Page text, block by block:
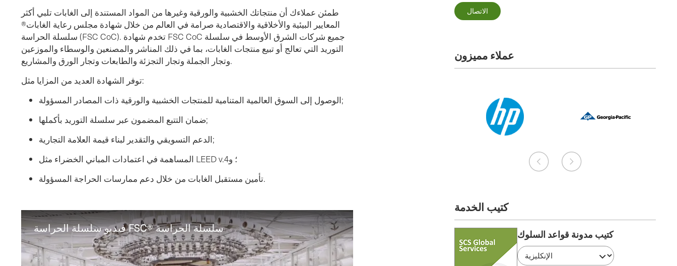
الاتصال
طمئن عملاءك أن منتجاتك الخشبية والورقية وغيرها من المواد المستندة إلى الغابات تلبي أكثر
المعايير البيئية والأخلاقية والاقتصادية صرامة في العالم من خلال شهادة مجلس رعاية الغابات®
سلسلة الحراسة (FSC CoC). تخدم شهادة FSC CoC جميع شركات الشرق الأوسط في سلسلة
التوريد التي تعالج أو تبيع منتجات الغابات، بما في ذلك المناشر والمصنعين والوسطاء والموزعين
وتجار الجملة وتجار التجزئة والطابعات وتجار الورق والمشاريع.
توفر الشهادة العديد من المزايا مثل:
الوصول إلى السوق العالمية المتنامية للمنتجات الخشبية والورقية ذات المصادر المسؤولة;
ضمان التتبع المضمون عبر سلسلة التوريد بأكملها;
الدعم التسويقي والتقدير لبناء قيمة العلامة التجارية;
المساهمة في اعتمادات المباني الخضراء مثل LEED v.4؛ و
تأمين مستقبل الغابات من خلال دعم ممارسات الحراجة المسؤولة.
فيديو سلسلة الحراسة FSC® سلسلة الحراسة
عملاء مميزون
كتيب الخدمة
كتيب مدونة قواعد السلوك